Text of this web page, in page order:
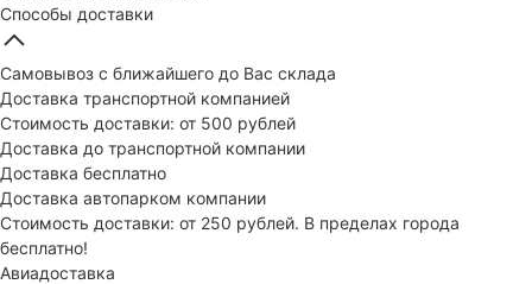
Способы доставки
Самовывоз с ближайшего до Вас склада
Доставка транспортной компанией
Стоимость доставки: от 500 рублей
Доставка до транспортной компании
Доставка бесплатно
Доставка автопарком компании
Стоимость доставки: от 250 рублей. В пределах города
бесплатно!
Авиадоставка